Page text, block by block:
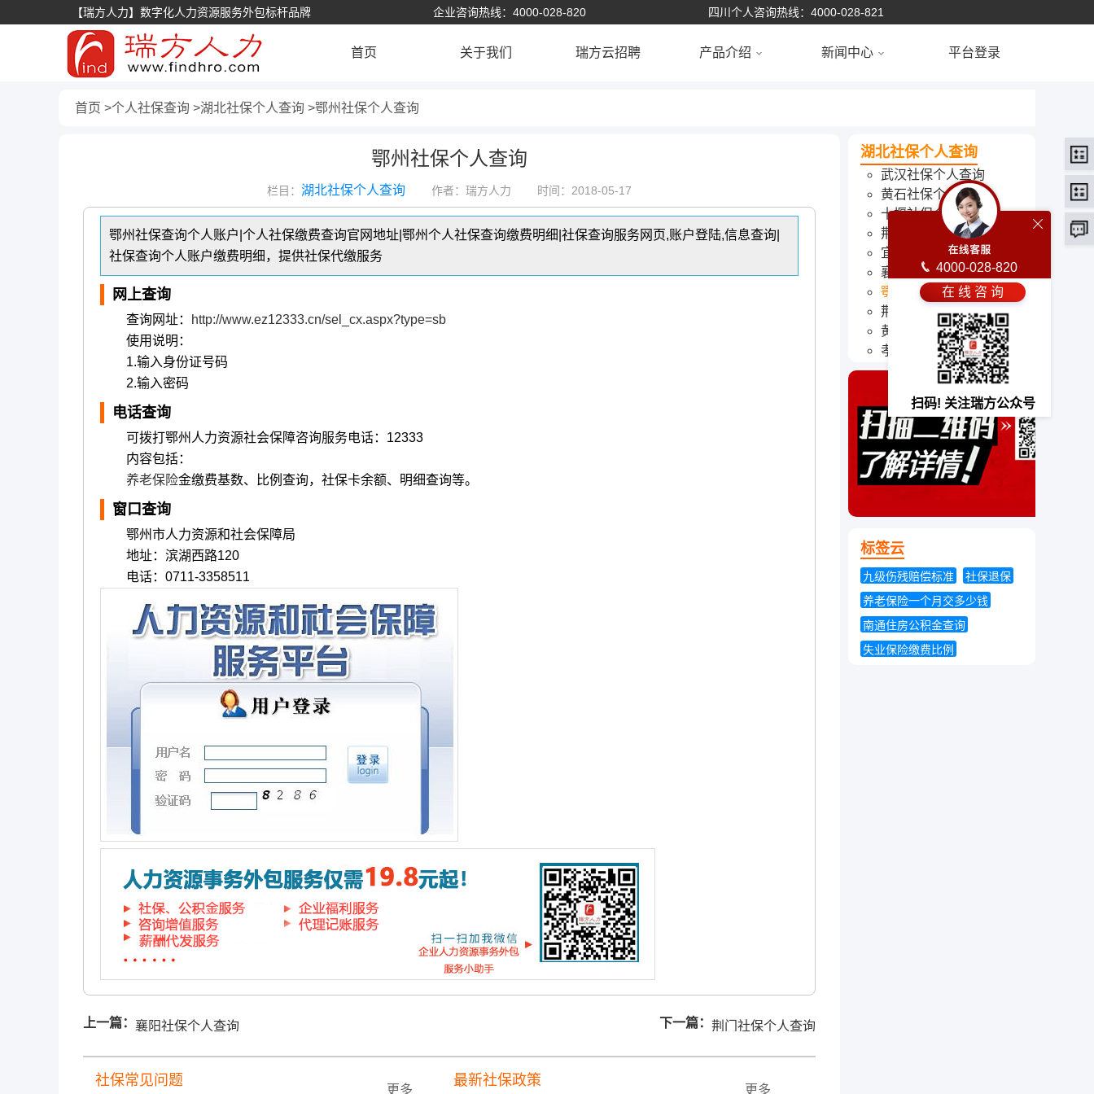
【瑞方人力】数字化人力资源服务外包标杆品牌 企业咨询热线：4000-028-820 四川个人咨询热线：4000-028-821
首页 关于我们 瑞方云招聘 产品介绍 新闻中心 平台登录
首页 个人社保查询 湖北社保个人查询 鄂州社保个人查询
鄂州社保个人查询
栏目： 湖北社保个人查询 作者：瑞方人力 时间：2018-05-17
鄂州社保查询个人账户|个人社保缴费查询官网地址|鄂州个人社保查询缴费明细|社保查询服务网页,账户登陆,信息查询|
社保查询个人账户缴费明细，提供社保代缴服务
网上查询
查询网址：
http://www.ez12333.cn/sel_cx.aspx?type=sb
使用说明：
1.输入身份证号码
2.输入密码
电话查询
可拨打鄂州人力资源社会保障咨询服务电话：12333
内容包括：
养老保险金缴费基数、比例查询，社保卡余额、明细查询等。
窗口查询
鄂州市人力资源和社会保障局
地址：滨湖西路120
电话：0711-3358511
上一篇： 襄阳社保个人查询 下一篇： 荆门社保个人查询
社保常见问题
更多
最新社保政策
更多
湖北社保个人查询
武汉社保个人查询
黄石社保个人查询
十堰社保个人查询
荆州社保个人查询
宜昌社保个人查询
襄阳社保个人查询
鄂州社保个人查询
荆门社保个人查询
黄冈社保个人查询
孝感社保个人查询
咸宁社保个人查询
标签云
九级伤残赔偿标准
社保退保
养老保险一个月交多少钱
南通住房公积金查询
失业保险缴费比例
4000-028-820
在 线 咨 询
扫码! 关注瑞方公众号